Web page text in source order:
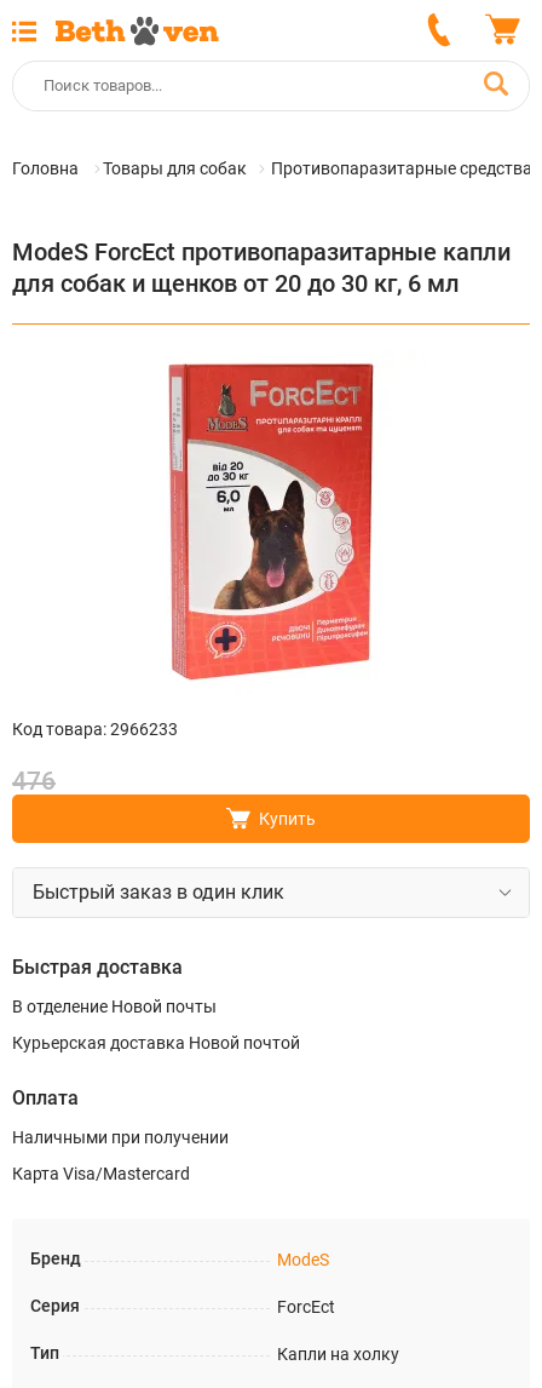
Головна Товары для собак Противопаразитарные средства
ModeS ForcEct противопаразитарные капли
для собак и щенков от 20 до 30 кг, 6 мл
Код товара:2966233
476
Купить
Быстрый заказ в один клик
Быстрая доставка
В отделение Новой почты
Курьерская доставка Новой почтой
Оплата
Наличными при получении
Карта Visa/Mastercard
Бренд ModeS
Серия ForcEct
Тип Капли на холку